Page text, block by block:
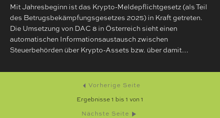
Mit Jahresbeginn ist das Krypto-Meldepflichtgesetz (als Teil
des Betrugsbekämpfungsgesetzes 2025) in Kraft getreten.
Die Umsetzung von DAC 8 in Österreich sieht einen
automatischen Informationsaustausch zwischen
Steuerbehörden über Krypto-Assets bzw. über damit…
Vorherige Seite
Ergebnisse1 bis 1 von1
Nächste Seite